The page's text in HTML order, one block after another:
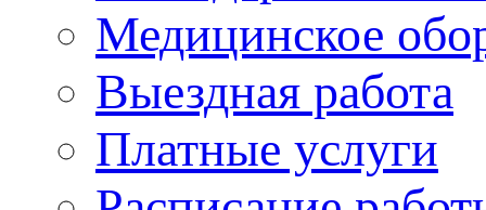
Медицинское
Выездная работа
Платные услуги